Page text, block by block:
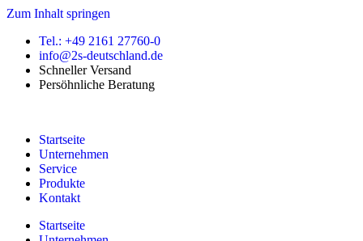
Zum Inhalt springen
Tel.: +49 2161 27760-0
info@2s-deutschland.de
Schneller Versand
Persöhnliche Beratung
Startseite
Unternehmen
Service
Produkte
Kontakt
Startseite